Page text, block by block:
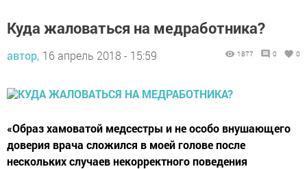
Куда жаловаться на медработника?
автор, 16 апрель 2018 - 15:59 1877 0 0
«Образ хамоватой медсестры и не особо внушающего
доверия врача сложился в моей голове после
нескольких случаев некорректного поведения